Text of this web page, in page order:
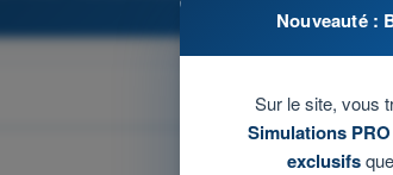
Nouveauté :
Sur le site, vous
Simulations PRO
exclusifs